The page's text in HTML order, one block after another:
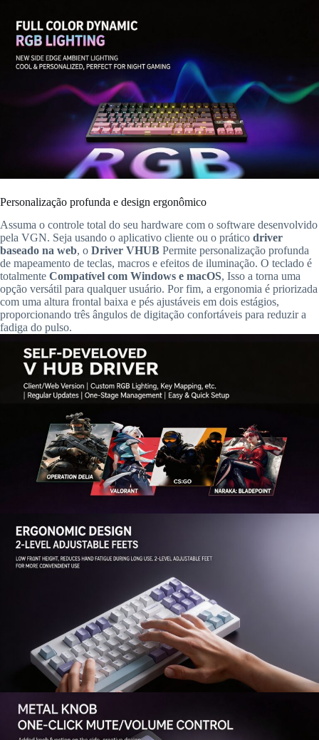
Personalização profunda e design ergonômico
Assuma o controle total do seu hardware com o software desenvolvido
pela VGN. Seja usando o aplicativo cliente ou o prático driver
baseado na web, o Driver VHUB Permite personalização profunda
de mapeamento de teclas, macros e efeitos de iluminação. O teclado é
totalmente Compatível com Windows e macOS, Isso a torna uma
opção versátil para qualquer usuário. Por fim, a ergonomia é priorizada
com uma altura frontal baixa e pés ajustáveis em dois estágios,
proporcionando três ângulos de digitação confortáveis para reduzir a
fadiga do pulso.